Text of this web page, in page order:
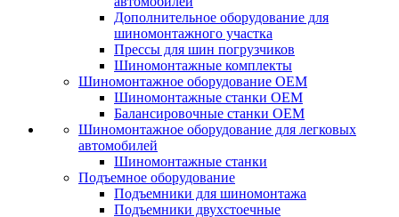
Дополнительное оборудование для
шиномонтажного участка
Прессы для шин погрузчиков
Шиномонтажные комплекты
Шиномонтажное оборудование ОЕМ
Шиномонтажные станки ОЕМ
Балансировочные станки ОЕМ
Шиномонтажное оборудование для легковых
автомобилей
Шиномонтажные станки
Подъемное оборудование
Подъемники для шиномонтажа
Подъемники двухстоечные